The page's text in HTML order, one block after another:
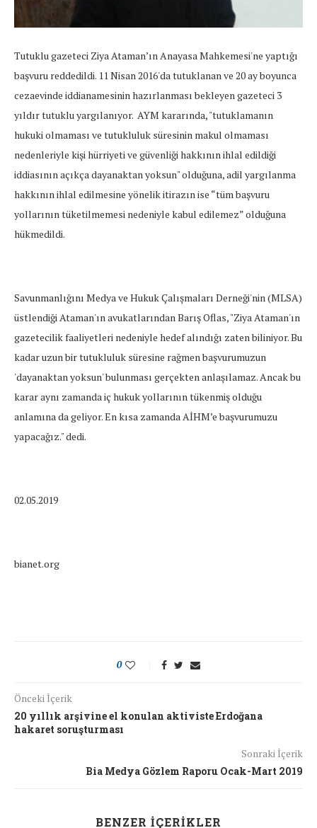
Tutuklu gazeteci Ziya Ataman’ın Anayasa Mahkemesi'ne yaptığı
başvuru reddedildi. 11 Nisan 2016'da tutuklanan ve 20 ay boyunca
cezaevinde iddianamesinin hazırlanması bekleyen gazeteci 3
yıldır tutuklu yargılanıyor. AYM kararında, "tutuklamanın
hukuki olmaması ve tutukluluk süresinin makul olmaması
nedenleriyle kişi hürriyeti ve güvenliği hakkının ihlal edildiği
iddiasının açıkça dayanaktan yoksun" olduğuna, adil yargılanma
hakkının ihlal edilmesine yönelik itirazın ise “tüm başvuru
yollarının tüketilmemesi nedeniyle kabul edilemez” olduğuna
hükmedildi.
Savunmanlığını Medya ve Hukuk Çalışmaları Derneği'nin (MLSA)
üstlendiği Ataman'ın avukatlarından Barış Oflas, "Ziya Ataman'ın
gazetecilik faaliyetleri nedeniyle hedef alındığı zaten biliniyor. Bu
kadar uzun bir tutukluluk süresine rağmen başvurumuzun
'dayanaktan yoksun' bulunması gerçekten anlaşılamaz. Ancak bu
karar aynı zamanda iç hukuk yollarının tükenmiş olduğu
anlamına da geliyor. En kısa zamanda AİHM’e başvurumuzu
yapacağız." dedi.
02.05.2019
bianet.org
0
Önceki İçerik
20 yıllık arşivine el konulan aktiviste Erdoğana
hakaret soruşturması
Sonraki İçerik
Bia Medya Gözlem Raporu Ocak-Mart 2019
BENZER İÇERIKLER